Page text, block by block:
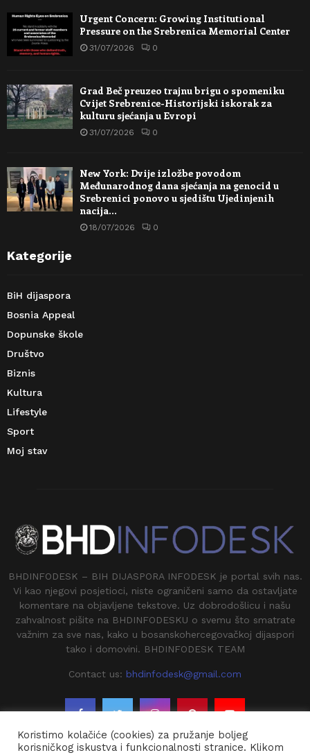
Urgent Concern: Growing Institutional
Pressure on the Srebrenica Memorial Center
31/07/2026 0
Grad Beč preuzeo trajnu brigu o spomeniku
Cvijet Srebrenice-Historijski iskorak za
kulturu sjećanja u Evropi
31/07/2026 0
New York: Dvije izložbe povodom
Međunarodnog dana sjećanja na genocid u
Srebrenici ponovo u sjedištu Ujedinjenih
nacija…
18/07/2026 0
Kategorije
BiH dijaspora
Bosnia Appeal
Dopunske škole
Društvo
Biznis
Kultura
Lifestyle
Sport
Moj stav
BHDINFODESK – BIH DIJASPORA INFODESK je portal svih nas.
Vi kao njegovi posjetioci, niste ograničeni samo da ostavljate
komentare na objavljene tekstove. Uz dobrodošlicu i našu
zahvalnost pišite na BHDINFODESKU o svemu što smatrate
važnim za sve nas, kako u bosanskohercegovačkoj dijaspori
tako i domovini. BHDINFODESK TEAM
Contact us: bhdinfodesk@gmail.com
Koristimo kolačiće (cookies) za pružanje boljeg
korisničkog iskustva i funkcionalnosti stranice. Klikom